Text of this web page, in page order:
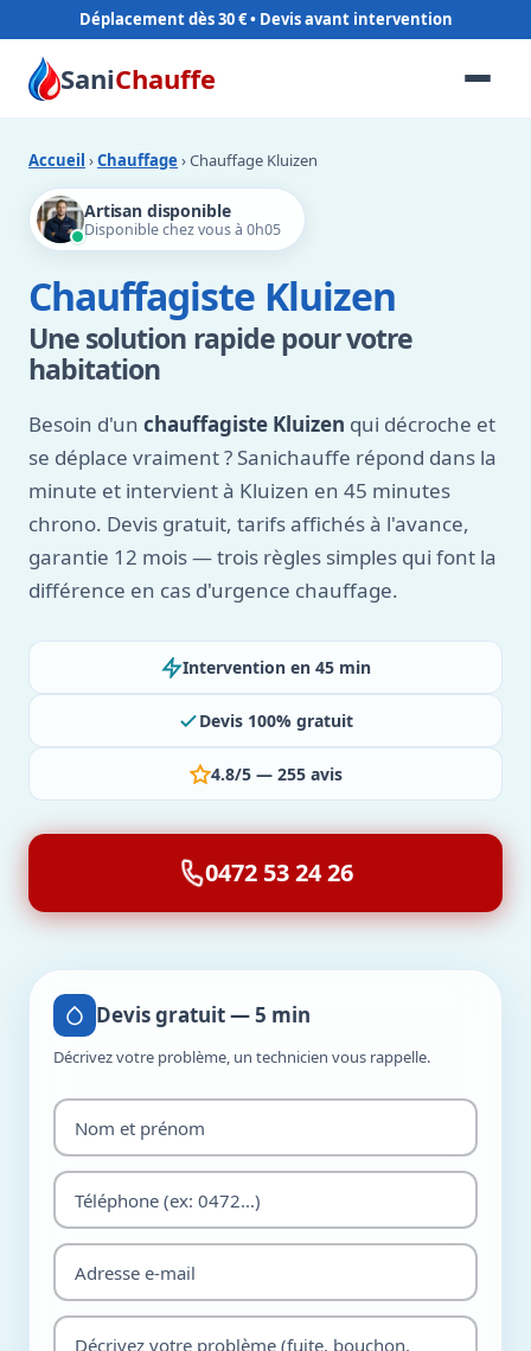
Déplacement dès 30 €
SaniChauffe
Accueil ›Chauffage › Chauffage Kluizen
Artisan disponible
Disponible chez vous à 0h05
Chauffagiste Kluizen
Une solution rapide pour votre
habitation
Besoin d'un chauffagiste Kluizen qui décroche et
se déplace vraiment ? Sanichauffe répond dans la
minute et intervient à Kluizen en 45 minutes
chrono. Devis gratuit, tarifs affichés à l'avance,
garantie 12 mois — trois règles simples qui font la
différence en cas d'urgence chauffage.
Intervention en 45 min
Devis 100% gratuit
4.8/5 — 255 avis
0472 53 24 26
Devis gratuit — 5 min
Décrivez votre problème, un technicien vous rappelle.